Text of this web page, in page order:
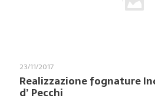
23/11/2017
Realizzazione fognature
d’ Pecchi